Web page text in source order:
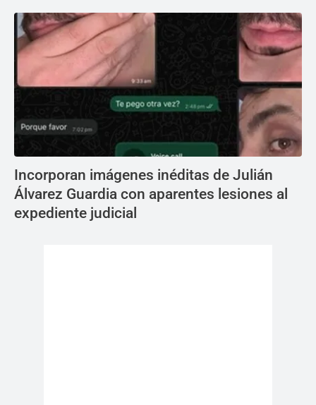
Incorporan imágenes inéditas de Julián
Álvarez Guardia con aparentes lesiones al
expediente judicial